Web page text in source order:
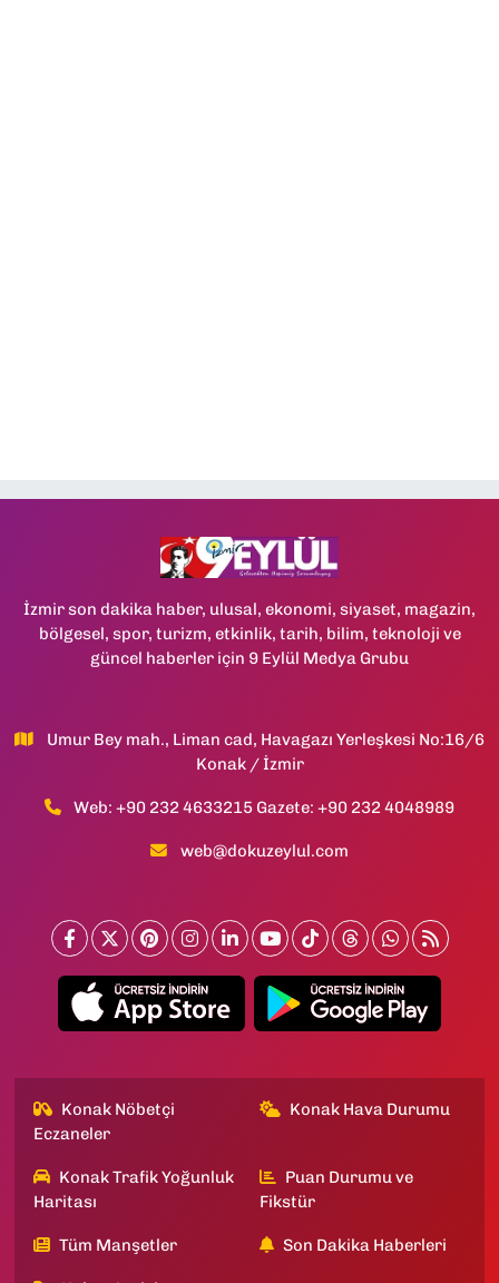
İzmir son dakika haber, ulusal, ekonomi, siyaset, magazin,
bölgesel, spor, turizm, etkinlik, tarih, bilim, teknoloji ve
güncel haberler için 9 Eylül Medya Grubu
Umur Bey mah., Liman cad, Havagazı Yerleşkesi No:16/6
Konak / İzmir
Web: +90 232 4633215 Gazete: +90 232 4048989
web@dokuzeylul.com
Konak Nöbetçi
Eczaneler
Konak Hava Durumu
Konak Trafik Yoğunluk
Haritası
Puan Durumu ve
Fikstür
Tüm Manşetler Son Dakika Haberleri